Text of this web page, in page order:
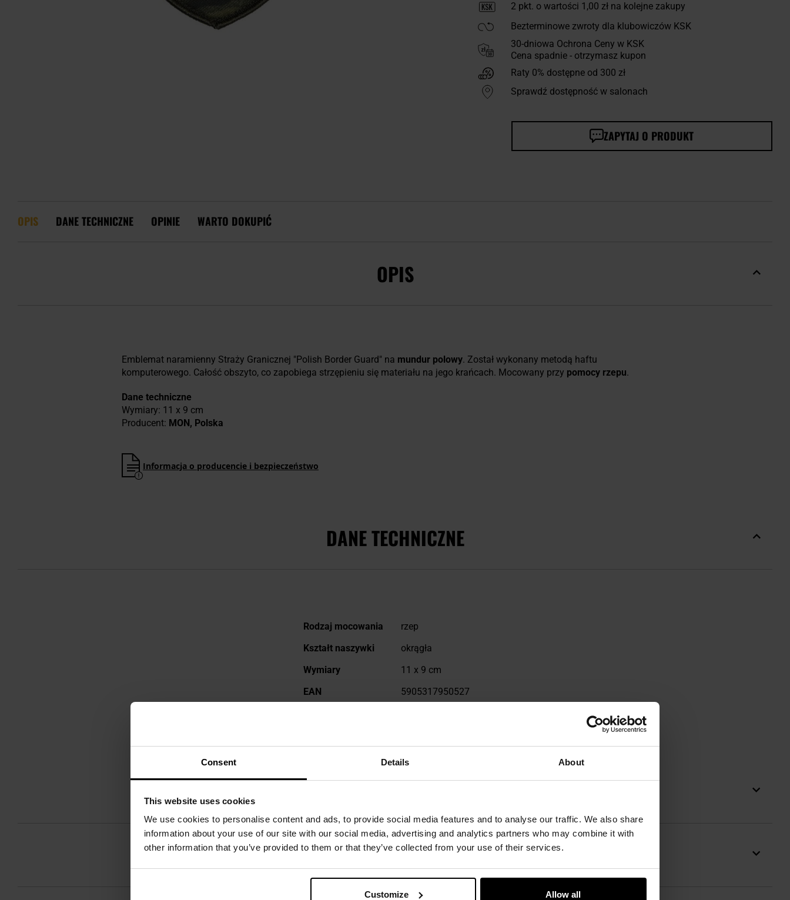
Consent Details About
This website uses cookies
We use cookies to personalise content and ads, to provide social media features and to analyse our traffic. We also share
information about your use of our site with our social media, advertising and analytics partners who may combine it with
other information that you’ve provided to them or that they’ve collected from your use of their services.
Customize Allow all
2pkt. o wartości 1,00 złna kolejne zakupy
Bezterminowe zwroty dla klubowiczów KSK
30-dniowa Ochrona Ceny w KSK
Cena spadnie - otrzymasz kupon
Raty 0% dostępne od 300 zł
Sprawdź dostępność w salonach
ZAPYTAJ O PRODUKT
OPIS DANE TECHNICZNE OPINIE WARTO DOKUPIĆ
OPIS
Emblemat naramienny Straży Granicznej "Polish Border Guard" na mundur polowy. Został wykonany metodą haftu
komputerowego. Całość obszyto, co zapobiega strzępieniu się materiału na jego krańcach. Mocowany przy pomocy rzepu.
Dane techniczne
Wymiary: 11 x 9 cm
Producent: MON, Polska
Informacja o producencie i bezpieczeństwo
DANE TECHNICZNE
Więcej
Rodzaj mocowania
rzep
Kształt naszywki
okrągła
Wymiary
11 x 9 cm
EAN
5905317950527
WARTO DOKUPIĆ